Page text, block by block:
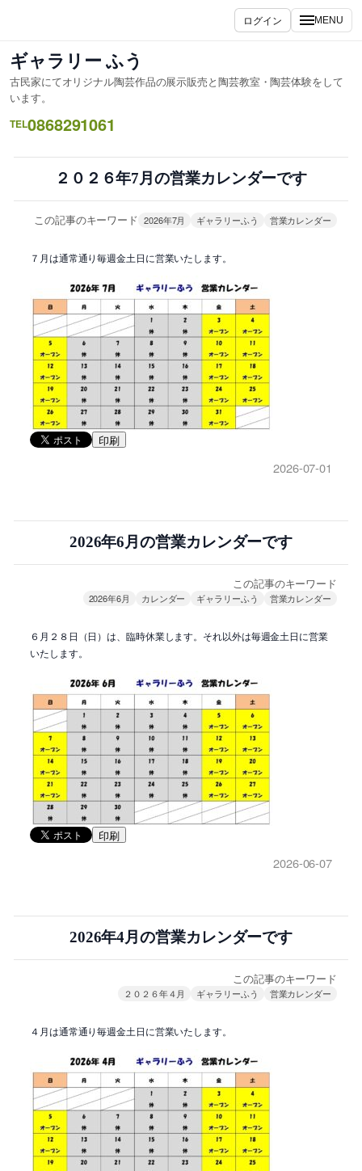
ス
キ
ッ
プ
ログイン MENU
ギャラリー ふう
古民家にてオリジナル陶芸作品の展示販売と陶芸教室・陶芸体験をして
います。
TEL0868291061
２０２６年7月の営業カレンダーです
この記事のキーワード 2026年7月 ギャラリーふう 営業カレンダー
７月は通常通り毎週金土日に営業いたします。
印刷
2026-07-01
2026年6月の営業カレンダーです
この記事のキーワード
2026年6月 カレンダー ギャラリーふう 営業カレンダー
６月２８日（日）は、臨時休業します。それ以外は毎週金土日に営業
いたします。
印刷
2026-06-07
2026年4月の営業カレンダーです
この記事のキーワード
２０２６年４月 ギャラリーふう 営業カレンダー
４月は通常通り毎週金土日に営業いたします。